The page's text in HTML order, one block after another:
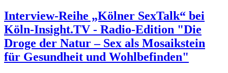
Interview-Reihe „Kölner SexTalk“ bei
Köln-Insight.TV - Radio-Edition "Die
Droge der Natur – Sex als Mosaikstein
für Gesundheit und Wohlbefinden"